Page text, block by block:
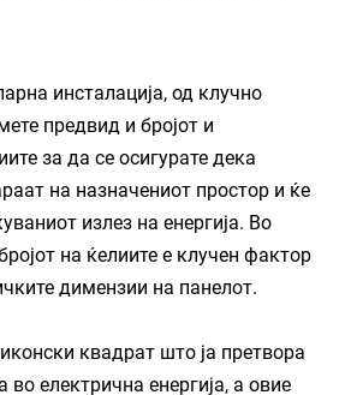
инсталација, од клучно
предвид и бројот и
за да се осигурате дека
на назначениот простор и ќе
излез на енергија. Во
на ќелиите е клучен фактор
димензии на панелот.
квадрат што ја претвора
во електрична енергија, а овие